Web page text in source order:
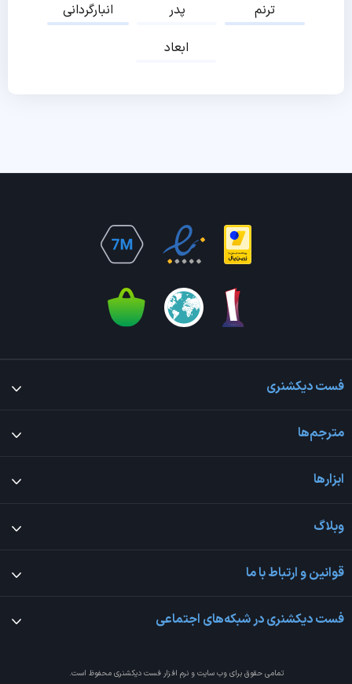
انبارگردانی
پدر
ترنم
ابعاد
فست دیکشنری
مترجم‌ها
ابزارها
وبلاگ
قوانین و ارتباط با ما
فست دیکشنری در شبکه‌های اجتماعی
تمامی حقوق برای وب سایت و نرم افزارفست دیکشنری محفوظ است.